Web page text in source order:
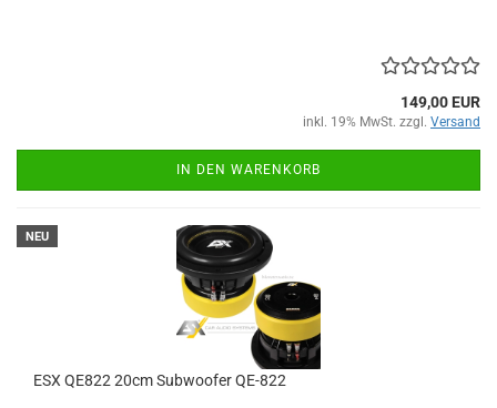
149,00 EUR
inkl. 19% MwSt. zzgl. Versand
IN DEN WARENKORB
NEU
ESX QE822 20cm Subwoofer QE-822